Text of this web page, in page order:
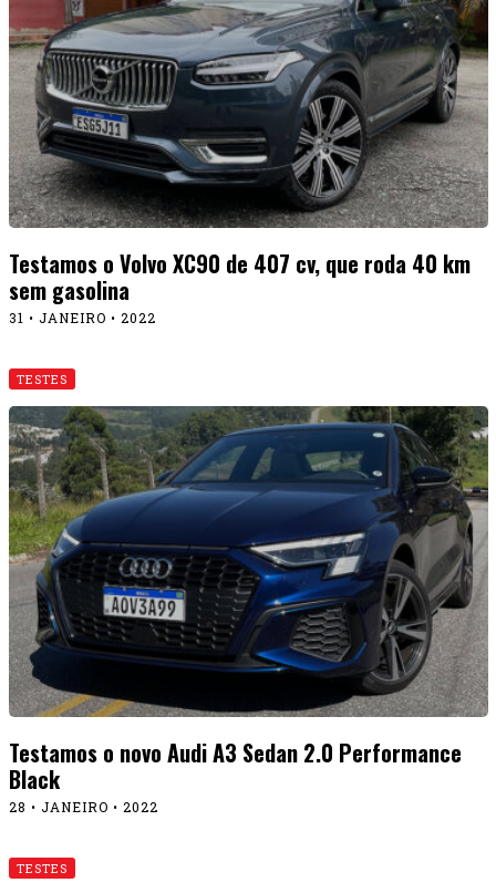
Testamos o novo Audi A3 Sedan 2.0 Performance
Black
TESTES
Fiat Pulse Drive 1.3 CVT: fizemos o teste real de
consumo